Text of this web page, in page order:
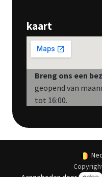
kaart
Breng ons een
geopend van
tot 16:00.